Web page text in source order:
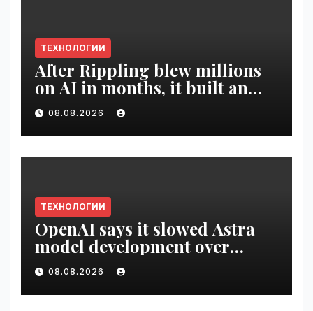
ТЕХНОЛОГИИ
After Rippling blew millions
on AI in months, it built an
employee ROI tool |
VseTime.ru
08.08.2026
ТЕХНОЛОГИИ
OpenAI says it slowed Astra
model development over
security concerns | VseTime.ru
08.08.2026